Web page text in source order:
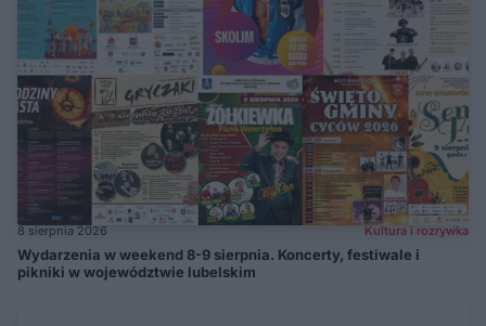
8 sierpnia 2026 Kultura i rozrywka
Wydarzenia w weekend 8-9 sierpnia. Koncerty, festiwale i
pikniki w województwie lubelskim